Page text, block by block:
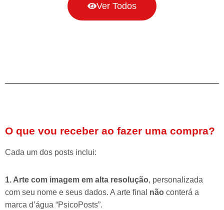
Ver Todos
O que vou receber ao fazer uma compra?
Cada um dos posts inclui:
1. Arte com imagem em alta resolução, personalizada
com seu nome e seus dados. A arte final não conterá a
marca d’água “PsicoPosts”.